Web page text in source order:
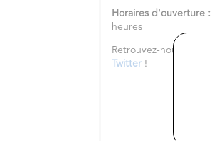
Horaires d'ouverture
heures
Retrouvez-nous sur
Twitter !